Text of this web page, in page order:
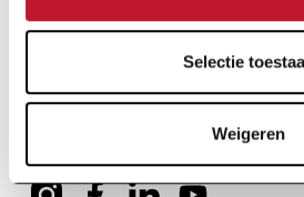
Selectie
Weigeren
Stichting van openbaar nut
Onder de Hoge
Bescherming van Hare